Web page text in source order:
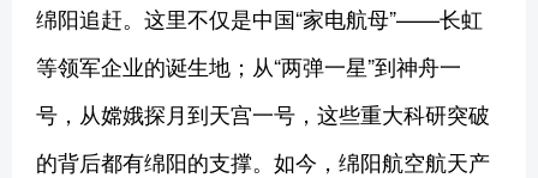
绵阳追赶。这里不仅是中国“家电航母”——长虹
等领军企业的诞生地；从“两弹一星”到神舟一
号，从嫦娥探月到天宫一号，这些重大科研突破
的背后都有绵阳的支撑。如今，绵阳航空航天产